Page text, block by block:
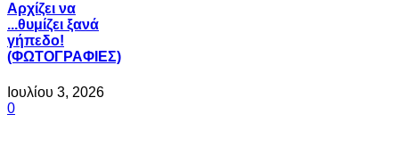
Αρχίζει να
...θυμίζει ξανά
γήπεδο!
(ΦΩΤΟΓΡΑΦΙΕΣ)
Ιουλίου 3, 2026
0